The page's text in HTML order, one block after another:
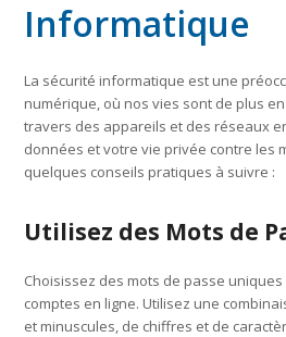
Informatique
La sécurité informatique est une
numérique, où nos vies sont de plus
travers des appareils et des réseaux
données et votre vie privée contre les
quelques conseils pratiques à suivre :
Utilisez des Mots de
Choisissez des mots de passe
comptes en ligne. Utilisez une
et minuscules, de chiffres et de